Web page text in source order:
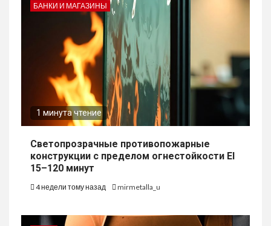
БАНКИ И МАГАЗИНЫ
1 минута чтение
Светопрозрачные противопожарные
конструкции с пределом огнестойкости EI
15–120 минут
4 недели тому назад mirmetalla_u